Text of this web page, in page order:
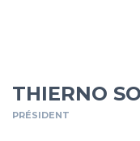
THIERNO
PRÉSIDENT